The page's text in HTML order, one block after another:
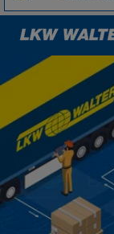
TOGETHER WE
WE LOAD
WE GROW
WE CARE